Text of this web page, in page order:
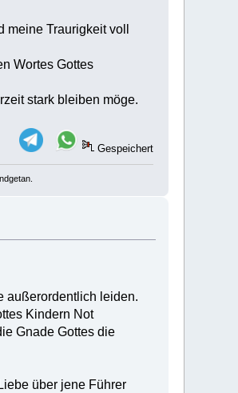
Traurigkeit voll
Wortes Gottes
stark bleiben möge.
Gespeichert
außerordentlich leiden.
Kindern Not
Gnade Gottes die
über jene Führer